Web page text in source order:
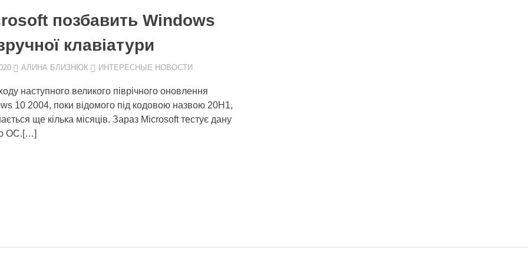
позбавить Windows
клавіатури
АЛИНА БЛИЗНЮК ИНТЕРЕСНЫЕ НОВОСТИ
наступного великого піврічного оновлення
10 2004, поки відомого під кодовою назвою 20H1,
ще кілька місяців. Зараз Microsoft тестує дану
ОС.[…]